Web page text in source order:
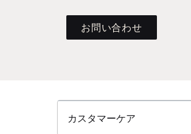
お問い合わせ
カスタマーケア